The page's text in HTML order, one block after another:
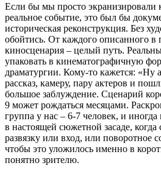
Если бы мы просто экранизировали
реальное событие, это был бы
историческая реконструкция. Без
обойтись. От каждого описанного в
киносценария – целый путь.
упаковать в кинематографичную
драматургии. Кому-то кажется: «Ну
рассказ, камеру, пару актеров и
большое заблуждение. Сценарий
9 может рождаться месяцами.
группа у нас – 6-7 человек, и
в настоящей сюжетной засаде, когда
развязку или вход, или поворотное
чтобы это уложилось именно в
понятно зрителю.